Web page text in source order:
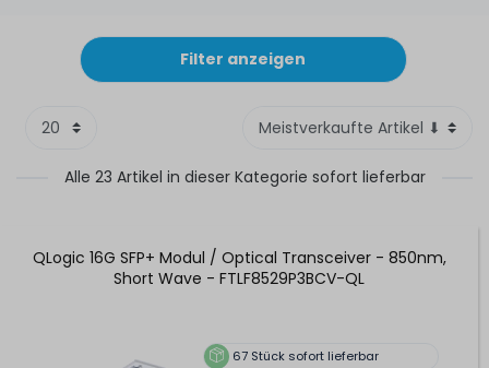
Filter anzeigen
Alle 23 Artikel in dieser Kategorie sofort lieferbar
QLogic 16G SFP+ Modul / Optical Transceiver - 850nm,
Short Wave - FTLF8529P3BCV-QL
67 Stück sofort lieferbar